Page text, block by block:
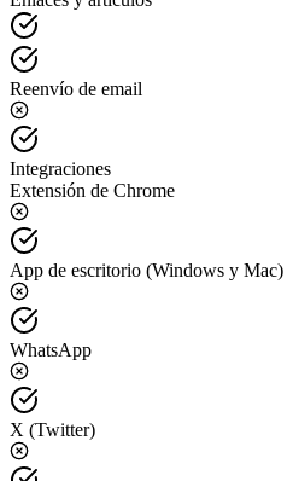
Reenvío de email
Integraciones
Extensión de Chrome
App de escritorio (Windows y Mac)
WhatsApp
X (Twitter)